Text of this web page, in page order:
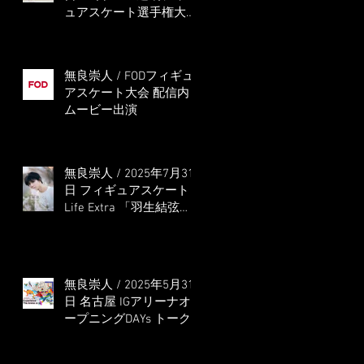
ュアスケート選手権大会
無良崇人 / FODフィギュ
アスケート大会 配信内
ムービー出演
無良崇人 / 2025年7月31
日 フィギュアスケート
Life Extra 「羽生結弦
無良崇人 / 2025年5月31
日 名古屋 IGアリーナオ
ープニングDAYs トーク